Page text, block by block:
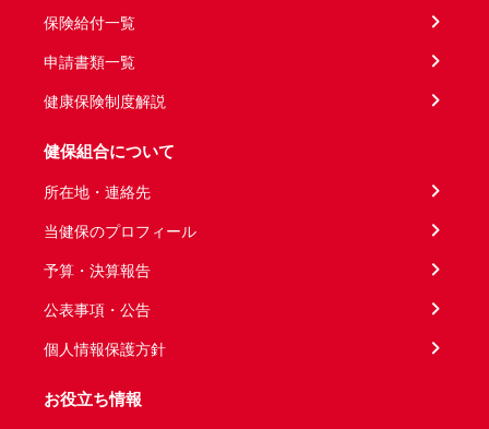
保険給付一覧
申請書類一覧
健康保険制度解説
健保組合について
所在地・連絡先
当健保のプロフィール
予算・決算報告
公表事項・公告
個人情報保護方針
お役立ち情報